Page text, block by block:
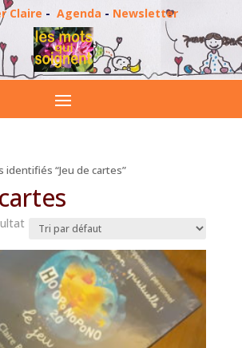
Claire - Agenda - Newsletter
identifiés “Jeu de cartes”